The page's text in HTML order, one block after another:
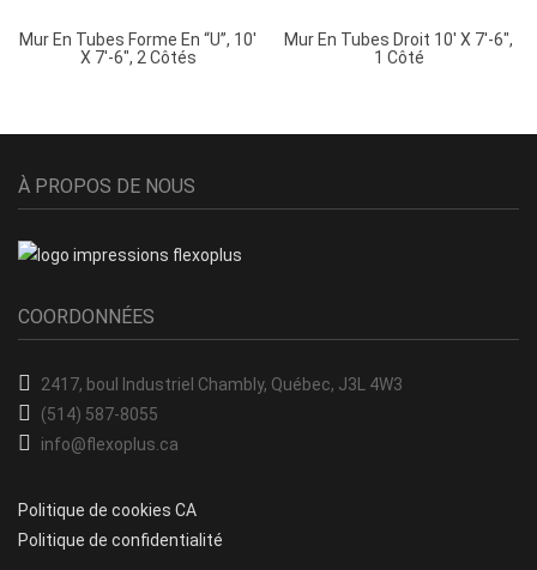
Mur En Tubes Forme En “U”, 10′
X 7′-6″, 2 Côtés
Mur En Tubes Droit 10′ X 7′-6″,
1 Côté
À PROPOS DE NOUS
COORDONNÉES
2417, boul Industriel Chambly, Québec, J3L 4W3
(514) 587-8055
info@flexoplus.ca
Politique de cookies CA
Politique de confidentialité